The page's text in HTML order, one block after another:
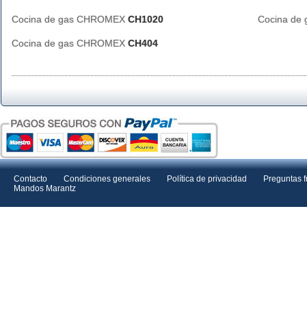
Cocina de gas CHROMEX CH1020 Cocina de
Cocina de gas CHROMEX CH404
Contacto Condiciones generales Política de privacidad Preguntas
Mandos Marantz